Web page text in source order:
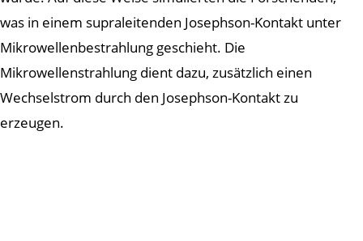
was in einem supraleitenden Josephson-Kontakt unter
Mikrowellenbestrahlung geschieht. Die
Mikrowellenstrahlung dient dazu, zusätzlich einen
Wechselstrom durch den Josephson-Kontakt zu
erzeugen.